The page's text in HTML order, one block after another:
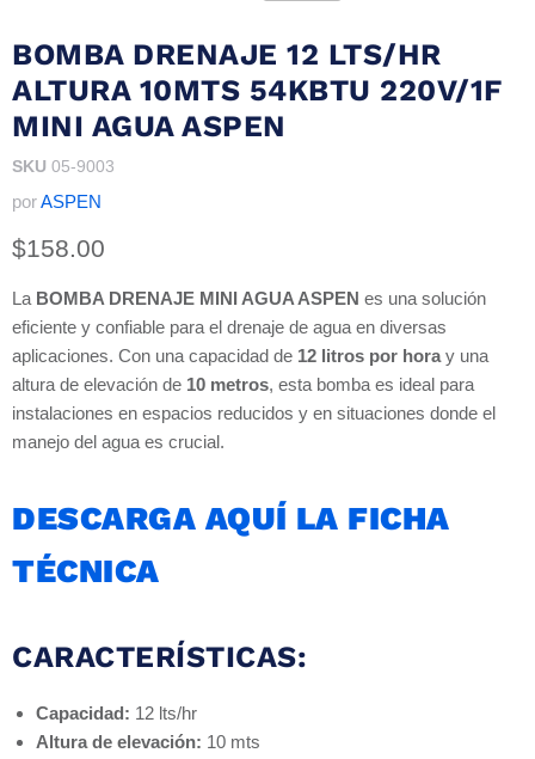
BOMBA DRENAJE 12 LTS/HR
ALTURA 10MTS 54KBTU 220V/1F
MINI AGUA ASPEN
SKU 05-9003
porASPEN
Precio actual
$158.00
La BOMBA DRENAJE MINI AGUA ASPEN es una solución
eficiente y confiable para el drenaje de agua en diversas
aplicaciones. Con una capacidad de 12 litros por hora y una
altura de elevación de 10 metros, esta bomba es ideal para
instalaciones en espacios reducidos y en situaciones donde el
manejo del agua es crucial.
DESCARGA AQUÍ LA FICHA
TÉCNICA
CARACTERÍSTICAS:
Capacidad: 12 lts/hr
Altura de elevación: 10 mts